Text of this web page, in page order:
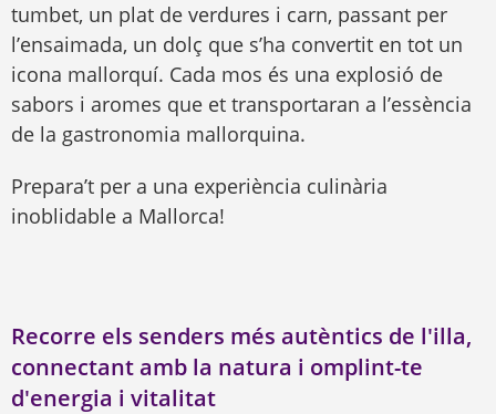
tumbet, un plat de verdures i carn, passant per
l’ensaimada, un dolç que s’ha convertit en tot un
icona mallorquí. Cada mos és una explosió de
sabors i aromes que et transportaran a l’essència
de la gastronomia mallorquina.
Prepara’t per a una experiència culinària
inoblidable a Mallorca!
Recorre els senders més autèntics de l'illa,
connectant amb la natura i omplint-te
d'energia i vitalitat